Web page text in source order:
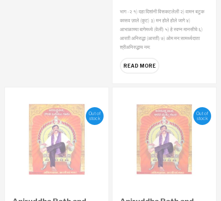
भाग -२ १) दहा दिशांनी विसकटलेली २) वामन बटुक
कासव ज़ाले (कूट) ३) मन होले होले जागे ४)
आभाळाच्या बागेमध्ये (वेली) ५) हे स्वप्न मानसीचे ६)
आरती अनिरुद्धा (आरती) ७) ओम मन:सामर्थ्यदाता
श्रीअनिरुद्धाय नम:
READ MORE
Out of
stock
Out of
stock